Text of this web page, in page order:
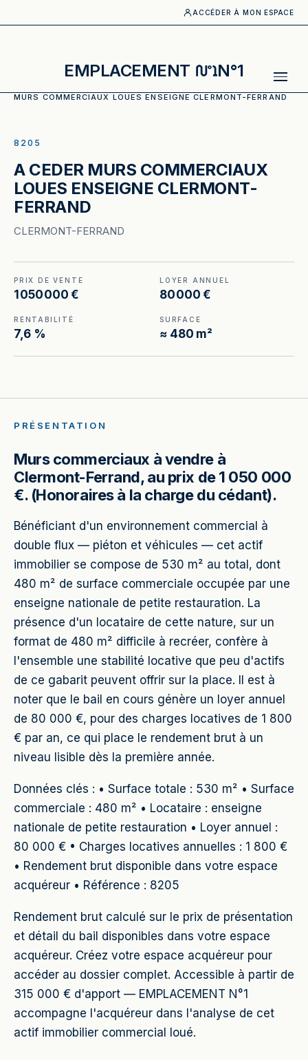
ACCÉDER À MON ESPACE
EMPLACEMENT N°1
MURS COMMERCIAUX LOUES ENSEIGNE CLERMONT-FERRAND
8205
A CEDER MURS COMMERCIAUX
LOUES ENSEIGNE CLERMONT-
FERRAND
CLERMONT-FERRAND
PRIX DE VENTE
1 050 000 €
LOYER ANNUEL
80 000 €
RENTABILITÉ
7,6 %
SURFACE
≈ 480 m²
PRÉSENTATION
Murs commerciaux à vendre à
Clermont-Ferrand, au prix de 1 050 000
€. (Honoraires à la charge du cédant).
Bénéficiant d'un environnement commercial à
double flux — piéton et véhicules — cet actif
immobilier se compose de 530 m² au total, dont
480 m² de surface commerciale occupée par une
enseigne nationale de petite restauration. La
présence d'un locataire de cette nature, sur un
format de 480 m² difficile à recréer, confère à
l'ensemble une stabilité locative que peu d'actifs
de ce gabarit peuvent offrir sur la place. Il est à
noter que le bail en cours génère un loyer annuel
de 80 000 €, pour des charges locatives de 1 800
€ par an, ce qui place le rendement brut à un
niveau lisible dès la première année.
Données clés : • Surface totale : 530 m² • Surface
commerciale : 480 m² • Locataire : enseigne
nationale de petite restauration • Loyer annuel :
80 000 € • Charges locatives annuelles : 1 800 €
• Rendement brut disponible dans votre espace
acquéreur • Référence : 8205
Rendement brut calculé sur le prix de présentation
et détail du bail disponibles dans votre espace
acquéreur. Créez votre espace acquéreur pour
accéder au dossier complet. Accessible à partir de
315 000 € d'apport — EMPLACEMENT N°1
accompagne l'acquéreur dans l'analyse de cet
actif immobilier commercial loué.